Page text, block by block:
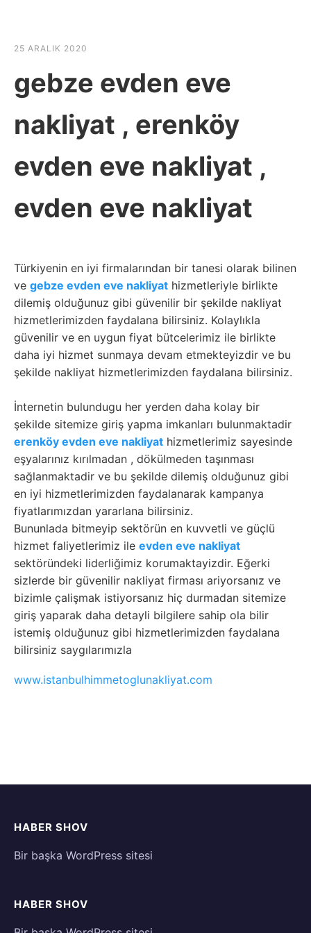
25 ARALIK 2020
gebze evden eve
nakliyat , erenköy
evden eve nakliyat ,
evden eve nakliyat
Türkiyenin en iyi firmalarından bir tanesi olarak bilinen
ve gebze evden eve nakliyat hizmetleriyle birlikte
dilemiş olduğunuz gibi güvenilir bir şekilde nakliyat
hizmetlerimizden faydalana bilirsiniz. Kolaylıkla
güvenilir ve en uygun fiyat bütcelerimiz ile birlikte
daha iyi hizmet sunmaya devam etmekteyizdir ve bu
şekilde nakliyat hizmetlerimizden faydalana bilirsiniz.
İnternetin bulundugu her yerden daha kolay bir
şekilde sitemize giriş yapma imkanları bulunmaktadir
erenköy evden eve nakliyat hizmetlerimiz sayesinde
eşyalarınız kırılmadan , dökülmeden taşınması
sağlanmaktadir ve bu şekilde dilemiş olduğunuz gibi
en iyi hizmetlerimizden faydalanarak kampanya
fiyatlarımızdan yararlana bilirsiniz.
Bununlada bitmeyip sektörün en kuvvetli ve güçlü
hizmet faliyetlerimiz ile evden eve nakliyat
sektöründeki liderliğimiz korumaktayizdir. Eğerki
sizlerde bir güvenilir nakliyat firması ariyorsanız ve
bizimle çalişmak istiyorsanız hiç durmadan sitemize
giriş yaparak daha detayli bilgilere sahip ola bilir
istemiş olduğunuz gibi hizmetlerimizden faydalana
bilirsiniz saygılarımızla
www.istanbulhimmetoglunakliyat.com
HABER SHOV
Bir başka WordPress sitesi
HABER SHOV